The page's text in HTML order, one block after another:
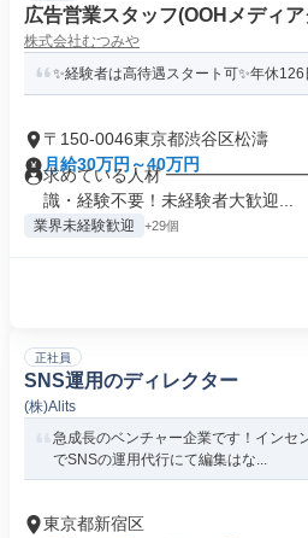
広告営業スタッフ(OOHメディ
株式会社むつみや
✨経験者は高待遇スタート可✨年休
〒150-0046東京都渋谷区松濤
月給30万円～40万円
求めている人材
識・経験不要！未経験者大歓迎...
業界未経験歓迎 +29個
正社員
SNS運用のディレクター
(株)Alits
急成長のベンチャー企業です！インセ
でSNSの運用代行にて編集はな...
東京都新宿区